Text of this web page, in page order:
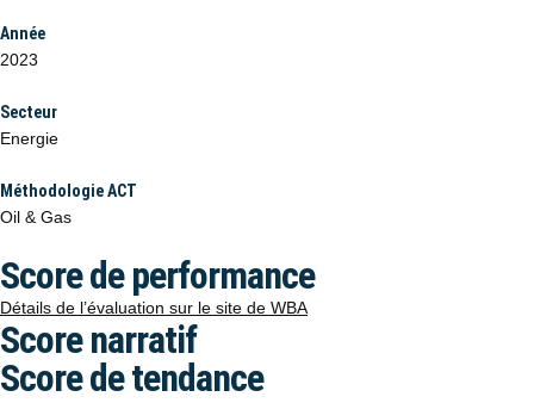
Année
2023
Secteur
Energie
Méthodologie ACT
Oil & Gas
Score de performance
Détails de l’évaluation sur le site de WBA
Score narratif
Score de tendance